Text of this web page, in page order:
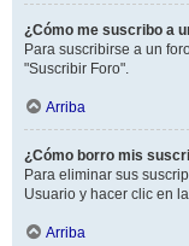
¿Cómo me suscribo a
Para suscribirse a un
"Suscribir Foro".
Arriba
¿Cómo borro mis
Para eliminar sus
Usuario y hacer clic en
Arriba